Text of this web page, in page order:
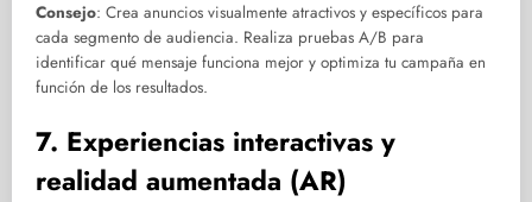
Consejo: Crea anuncios visualmente atractivos y específicos para
cada segmento de audiencia. Realiza pruebas A/B para
identificar qué mensaje funciona mejor y optimiza tu campaña en
función de los resultados.
7. Experiencias interactivas y
realidad aumentada (AR)